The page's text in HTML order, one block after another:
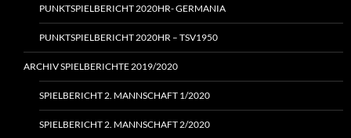
PUNKTSPIELBERICHT 2020HR- GERMANIA
PUNKTSPIELBERICHT 2020HR – TSV1950
ARCHIV SPIELBERICHTE 2019/2020
SPIELBERICHT 2. MANNSCHAFT 1/2020
SPIELBERICHT 2. MANNSCHAFT 2/2020